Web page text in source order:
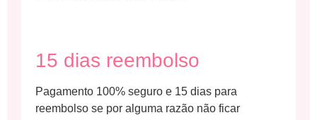
15 dias reembolso
Pagamento 100% seguro e 15 dias para
reembolso se por alguma razão não ficar